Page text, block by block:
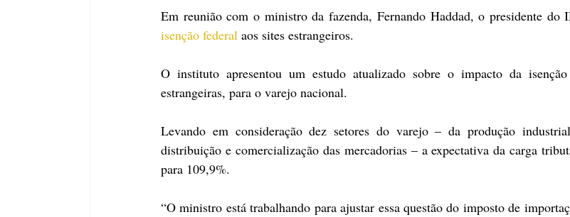
isenção federal aos sites estrangeiros.
O instituto apresentou um estudo atualizado sobre o impacto da
estrangeiras, para o varejo nacional.
Levando em consideração dez setores do varejo – da produção
distribuição e comercialização das mercadorias – a expectativa da carga
para 109,9%.
“O ministro está trabalhando para ajustar essa questão do imposto de